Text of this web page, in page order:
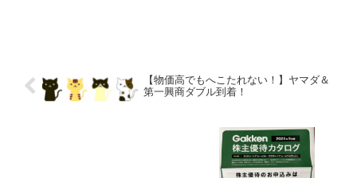
【物価高でもへこたれない！】ヤマダ＆
第一興商ダブル到着！